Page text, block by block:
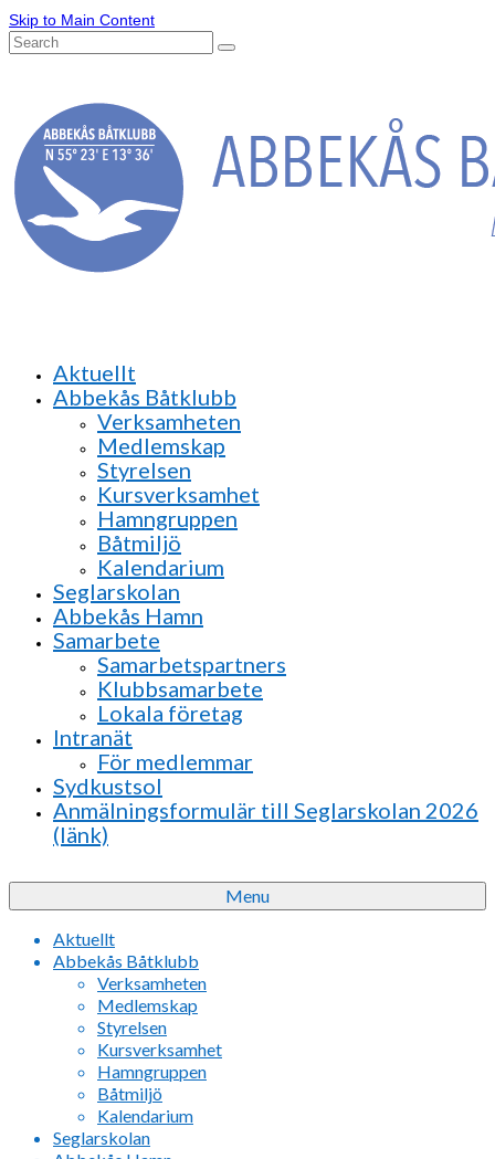
Skip to Main Content
Search
Aktuellt
Abbekås Båtklubb
Verksamheten
Medlemskap
Styrelsen
Kursverksamhet
Hamngruppen
Båtmiljö
Kalendarium
Seglarskolan
Abbekås Hamn
Samarbete
Samarbetspartners
Klubbsamarbete
Lokala företag
Intranät
För medlemmar
Sydkustsol
Anmälningsformulär till Seglarskolan 2026
(länk)
Menu
Aktuellt
Abbekås Båtklubb
Verksamheten
Medlemskap
Styrelsen
Kursverksamhet
Hamngruppen
Båtmiljö
Kalendarium
Seglarskolan